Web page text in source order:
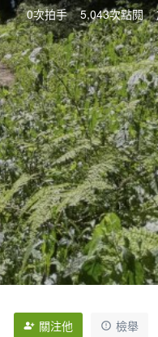
0次拍手 5,043次點閱
關注他 檢舉